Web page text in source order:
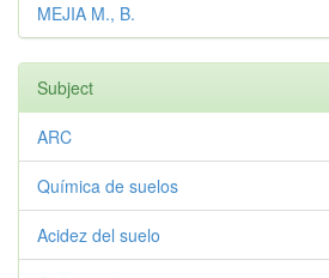
MEJIA M., B.
Subject
ARC
Química de suelos
Acidez del suelo